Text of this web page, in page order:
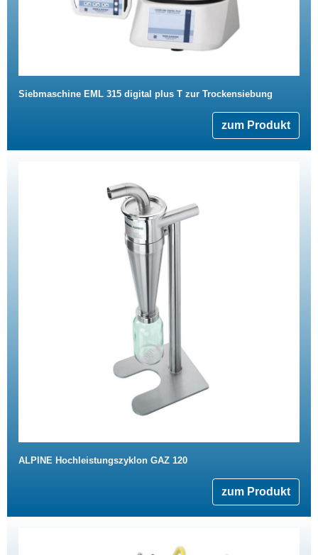
Siebmaschine EML 315 digital plus T zur Trockensiebung
zum Produkt
ALPINE Hochleistungszyklon GAZ 120
zum Produkt